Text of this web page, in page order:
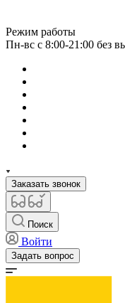
Режим работы
Пн-вс с 8:00-21:00 без
Заказать звонок
Поиск
Войти
Задать вопрос